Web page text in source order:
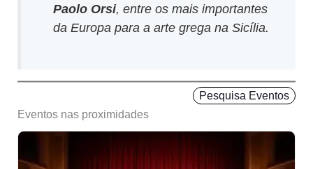
Paolo Orsi, entre os mais importantes
da Europa para a arte grega na Sicília.
Eventos nas proximidades
Pesquisa Eventos